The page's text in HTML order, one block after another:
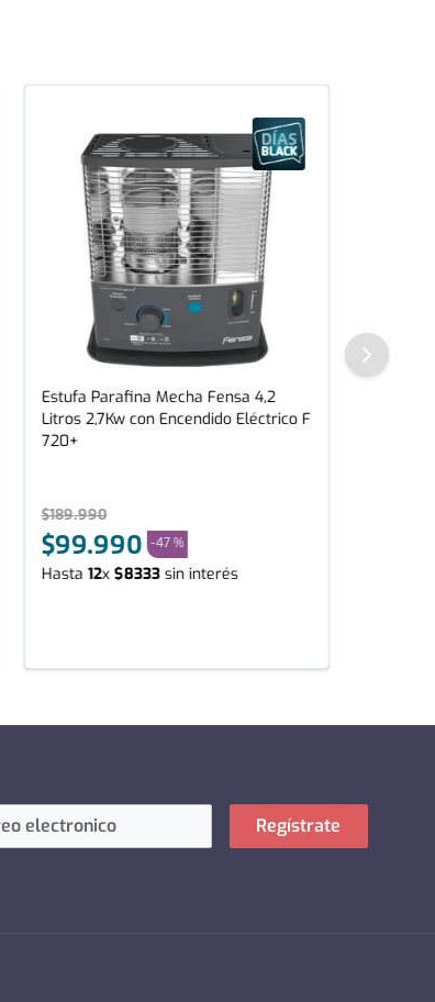
Estufa Parafina Mecha Fensa 4,2
Litros 2,7Kw con Encendido Eléctrico F
720+
$189.990
$99.990 -47 %
Hasta 12x $8333sin interés
Regístrate